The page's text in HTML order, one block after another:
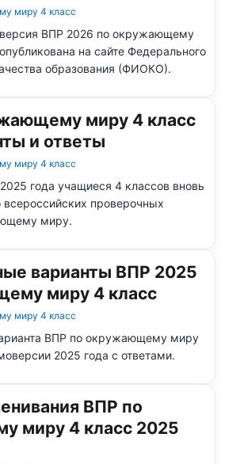
миру 4 класс
ВПР 2026 по окружающему
на сайте Федерального
образования (ФИОКО).
миру 4 класс
и ответы
миру 4 класс
года учащиеся 4 классов вновь
всероссийских проверочных
миру.
варианты ВПР 2025
миру 4 класс
миру 4 класс
ВПР по окружающему миру
2025 года с ответами.
ВПР по
миру 4 класс 2025